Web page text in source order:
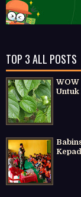
TOP 3 ALL POSTS
WOW
Untuk